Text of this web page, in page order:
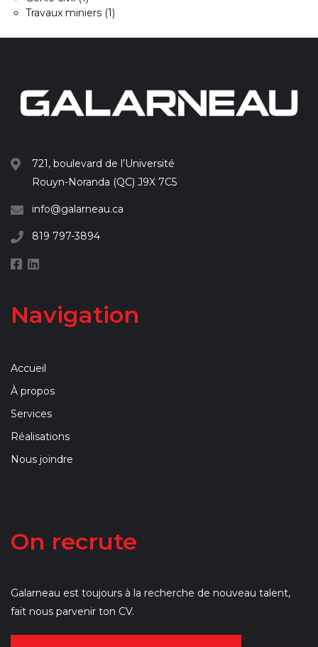
Travaux miniers (1)
721, boulevard de l’Université
Rouyn-Noranda (QC) J9X 7C5
info@galarneau.ca
819 797-3894
Navigation
Accueil
À propos
Services
Réalisations
Nous joindre
On recrute
Galarneau est toujours à la recherche de nouveau talent,
fait nous parvenir ton CV.